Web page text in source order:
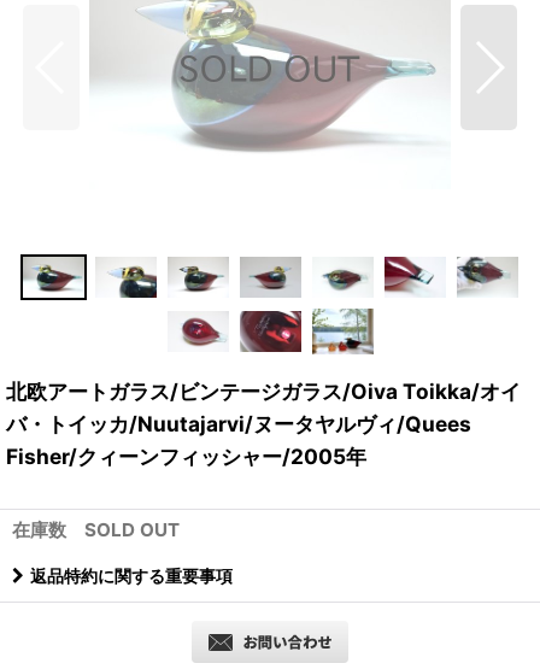
北欧アートガラス/ビンテージガラス/Oiva Toikka/オイ
バ・トイッカ/Nuutajarvi/ヌータヤルヴィ/Quees
Fisher/クィーンフィッシャー/2005年
在庫数 SOLD OUT
返品特約に関する重要事項